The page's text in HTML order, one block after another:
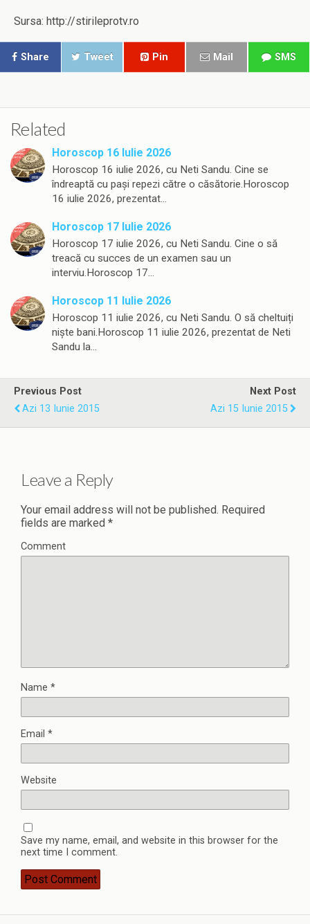
Sursa: http://stirileprotv.ro
Share Tweet Pin Mail SMS
Related
Horoscop 16 Iulie 2026
Horoscop 16 iulie 2026, cu Neti Sandu. Cine se
îndreaptă cu pași repezi către o căsătorie.Horoscop
16 iulie 2026, prezentat…
Horoscop 17 Iulie 2026
Horoscop 17 iulie 2026, cu Neti Sandu. Cine o să
treacă cu succes de un examen sau un
interviu.Horoscop 17…
Horoscop 11 Iulie 2026
Horoscop 11 iulie 2026, cu Neti Sandu. O să cheltuiți
niște bani.Horoscop 11 iulie 2026, prezentat de Neti
Sandu la…
Previous Post
Azi 13 Iunie 2015
Next Post
Azi 15 Iunie 2015
Leave a Reply
Your email address will not be published. Required
fields are marked *
Comment
Name *
Email *
Website
Save my name, email, and website in this browser for the
next time I comment.